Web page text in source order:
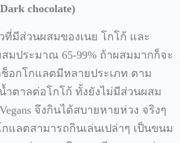
chocolate)
ที่มีส่วนผสมของเนย โกโก้ และ
สมประมาณ 65-99% ถ้าผสมมากก็จะ
อกโกแลตมีหลายประเภท ตาม
ำตาลต่อโกโก้ ทั้งยังไม่มีส่วนผสม
Vegans จึงกินได้สบายหายห่วง จริงๆ
แลตสามารถกินเล่นเปล่าๆ เป็นขนม